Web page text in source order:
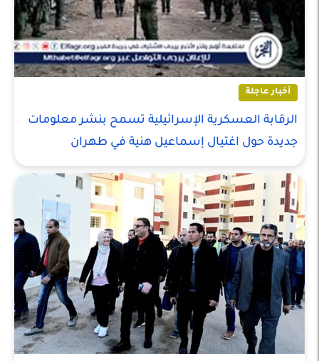
أخبار عاجلة
الرقابة العسكرية الإسرائيلية تسمح بنشر معلومات
جديدة حول اغتيال إسماعيل هنية في طهران